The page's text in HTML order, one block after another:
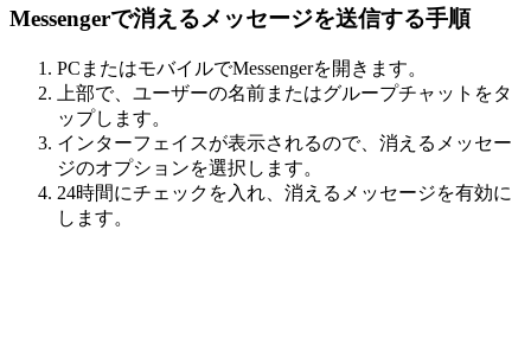
Messengerで消えるメッセージを送信する手順
PCまたはモバイルでMessengerを開きます。
上部で、ユーザーの名前またはグループチャットをタ
ップします。
インターフェイスが表示されるので、消えるメッセー
ジのオプションを選択します。
24時間にチェックを入れ、消えるメッセージを有効に
します。